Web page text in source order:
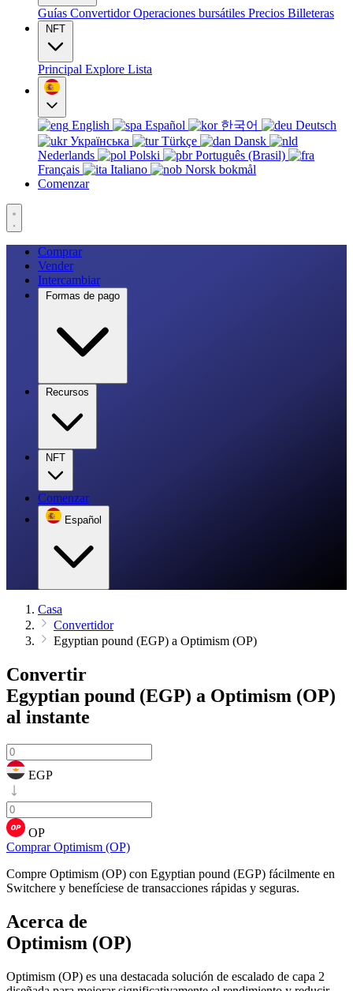
Guías ConvertidorOperaciones bursátiles Precios Billeteras
NFT
Principal Explore Lista
English Español 한국어
Deutsch
Українська
Türkçe
Dansk
Nederlands
Polski
Português (Brasil)
Français
Italiano
Norsk bokmål
Comenzar
Comprar
Vender
Intercambiar
Formas de pago
Recursos
NFT
Comenzar
Español
Casa
Convertidor
Egyptian pound (EGP) a Optimism (OP)
Convertir
Egyptian pound (EGP) a Optimism (OP)
al instante
EGP
OP
Comprar Optimism (OP)
Compre Optimism (OP) con Egyptian pound (EGP) fácilmente en
Switchere y benefíciese de transacciones rápidas y seguras.
Acerca de
Optimism (OP)
Optimism (OP) es una destacada solución de escalado de capa 2